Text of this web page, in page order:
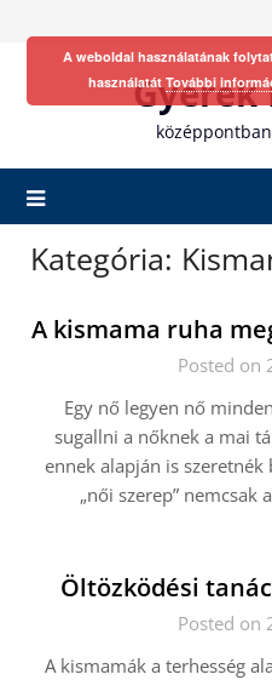
Kategória:
A kismama ruha
Posted on
Egy nő legyen nő
sugallni a nőknek a mai
ennek alapján is szeretnék
„női szerep”
Öltözködési
Posted on
A kismamák a terhesség
A weboldal használatának
használatát További